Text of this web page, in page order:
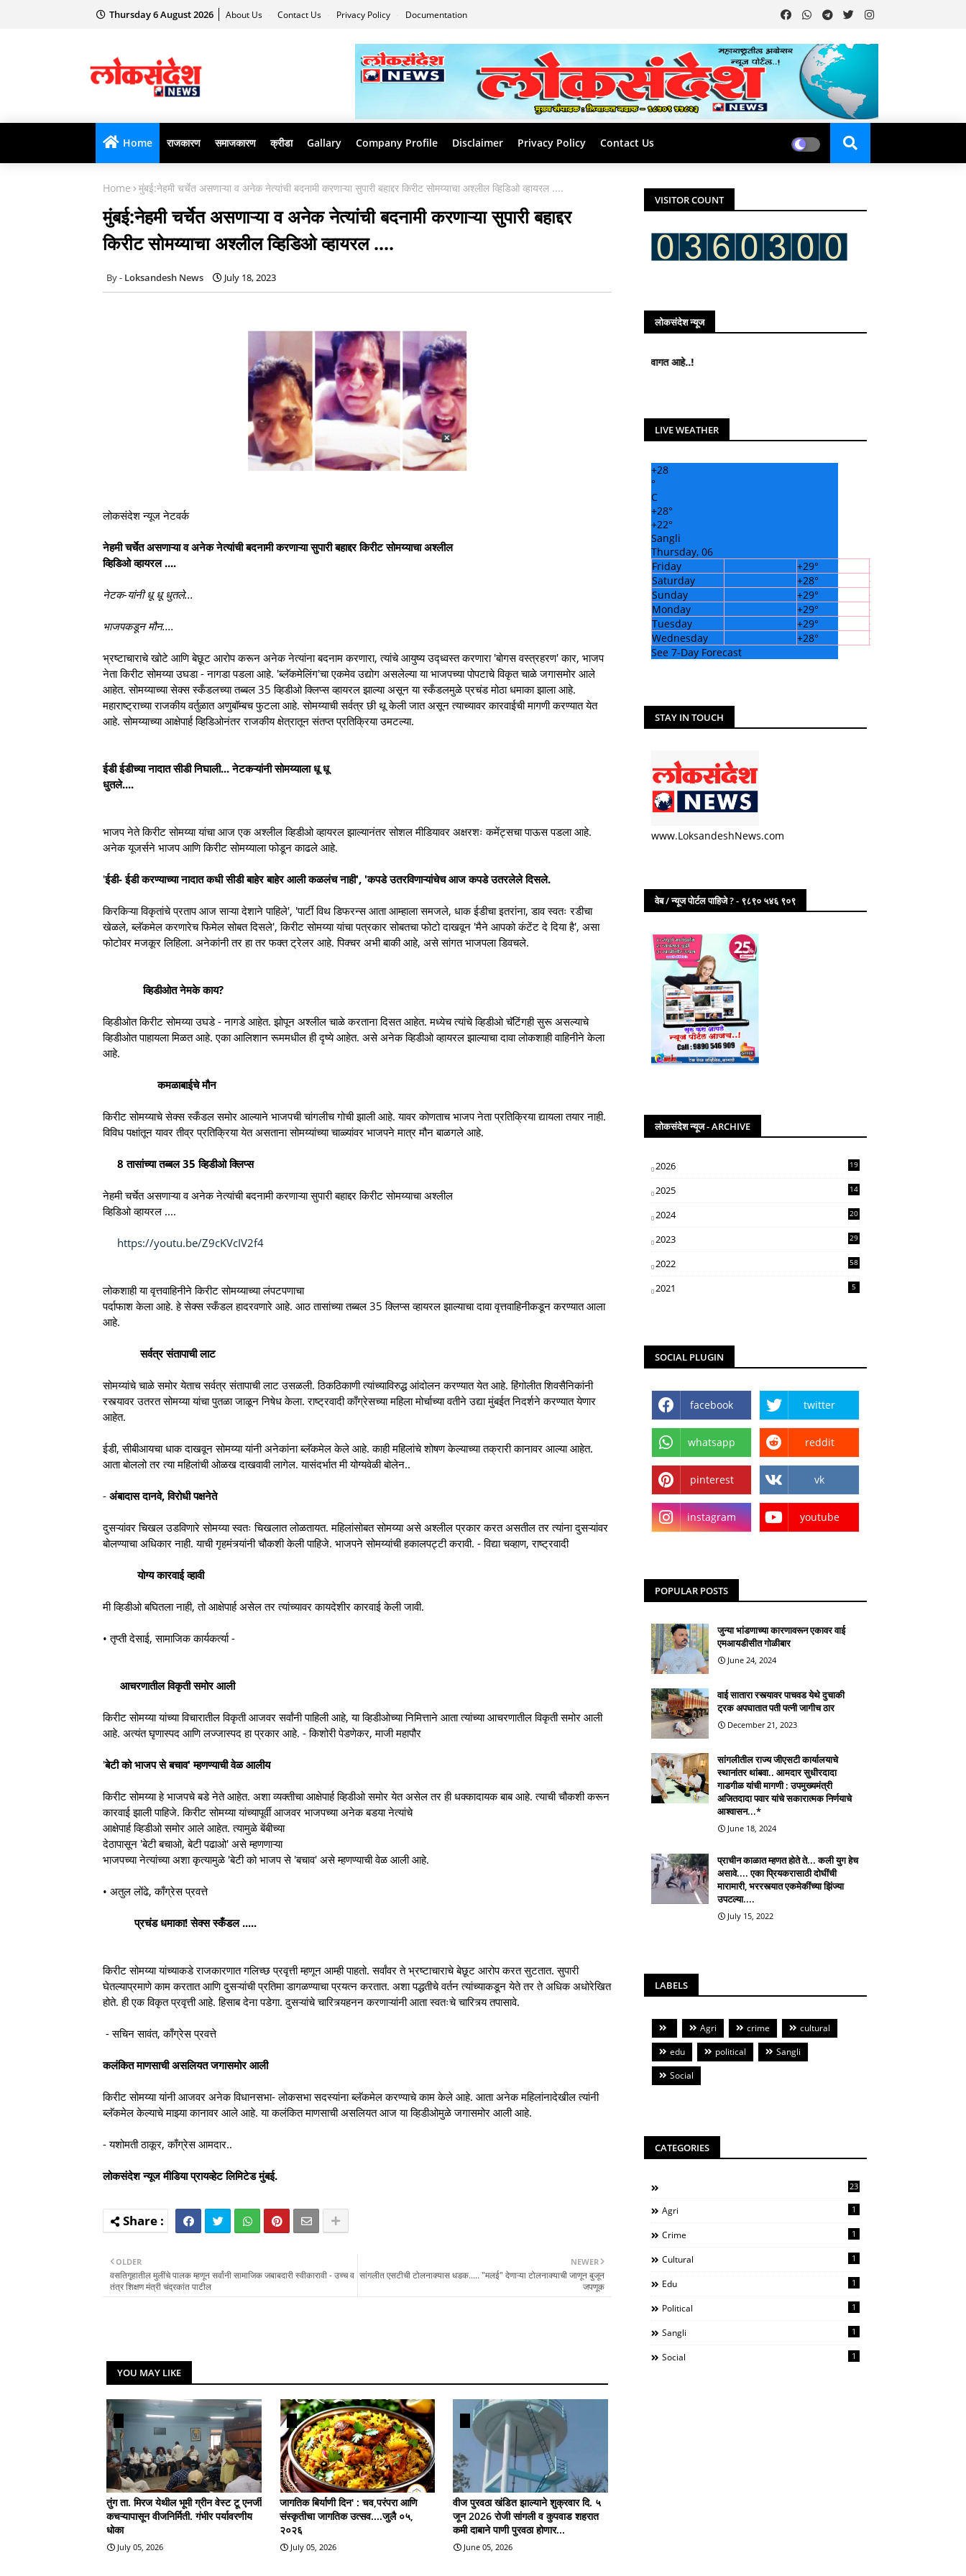
Thursday 6 August 2026 About Us Contact Us Privacy Policy Documentation
Home राजकारण समाजकारण क्रीडा Gallary Company Profile Disclaimer Privacy Policy Contact Us
Home मुंबई:नेहमी चर्चेत असणाऱ्या व अनेक नेत्यांची बदनामी करणाऱ्या सुपारी बहाद्दर किरीट सोमय्याचा अश्लील व्हिडिओ व्हायरल ....
मुंबई:नेहमी चर्चेत असणाऱ्या व अनेक नेत्यांची बदनामी करणाऱ्या सुपारी बहाद्दर
किरीट सोमय्याचा अश्लील व्हिडिओ व्हायरल ....
Loksandesh News July 18, 2023
लोकसंदेश न्यूज नेटवर्क
नेहमी चर्चेत असणाऱ्या व अनेक नेत्यांची बदनामी करणाऱ्या सुपारी बहाद्दर किरीट सोमय्याचा अश्लील
व्हिडिओ व्हायरल ....
नेटक-यांनी धू धू धुतले...
भाजपकडून मौन....
भ्रष्टाचाराचे खोटे आणि बेछूट आरोप करून अनेक नेत्यांना बदनाम करणारा, त्यांचे आयुष्य उद्ध्वस्त करणारा 'बोगस वस्त्रहरण' कार, भाजप
नेता किरीट सोमय्या उघडा - नागडा पडला आहे. 'ब्लॅकमेलिंग'चा एकमेव उद्योग असलेल्या या भाजपच्या पोपटाचे विकृत चाळे जगासमोर आले
आहेत. सोमय्याच्या सेक्स स्कँडलच्या तब्बल 35 व्हिडीओ क्लिप्स व्हायरल झाल्या असून या स्कँडलमुळे प्रचंड मोठा धमाका झाला आहे.
महाराष्ट्राच्या राजकीय वर्तुळात अणुबॉम्बच फुटला आहे. सोमय्याची सर्वत्र छी थू केली जात असून त्याच्यावर कारवाईची मागणी करण्यात येत
आहे. सोमय्याच्या आक्षेपार्ह व्हिडिओनंतर राजकीय क्षेत्रातून संतप्त प्रतिक्रिया उमटल्या.
ईडी ईडीच्या नादात सीडी निघाली... नेटकऱ्यांनी सोमय्याला धू धू
धुतले....
भाजप नेते किरीट सोमय्या यांचा आज एक अश्लील व्हिडीओ व्हायरल झाल्यानंतर सोशल मीडियावर अक्षरशः कमेंट्सचा पाऊस पडला आहे.
अनेक यूजर्सने भाजप आणि किरीट सोमय्याला फोडून काढले आहे.
'ईडी- ईडी करण्याच्या नादात कधी सीडी बाहेर बाहेर आली कळलंच नाही', 'कपडे उतरविणाऱ्यांचेच आज कपडे उतरलेले दिसले.
किरकिऱ्या विकृतांचे प्रताप आज साऱ्या देशाने पाहिले', 'पार्टी विथ डिफरन्स आता आम्हाला समजले, धाक ईडीचा इतरांना, डाव स्वतः रडीचा
खेळले, ब्लॅकमेल करणारेच फिमेल सोबत दिसले', किरीट सोमय्या यांचा पत्रकार सोबतचा फोटो दाखवून 'मैने आपको कंटेंट दे दिया है', असा
फोटोवर मजकूर लिहिला. अनेकांनी तर हा तर फक्त ट्रेलर आहे. पिक्चर अभी बाकी आहे, असे सांगत भाजपला डिवचले.
व्हिडीओत नेमके काय?
व्हिडीओत किरीट सोमय्या उघडे - नागडे आहेत. झोपून अश्लील चाळे करताना दिसत आहेत. मध्येच त्यांचे व्हिडीओ चॅटिंगही सुरू असल्याचे
व्हिडीओत पाहायला मिळत आहे. एका आलिशान रूममधील ही दृष्ये आहेत. असे अनेक व्हिडीओ व्हायरल झाल्याचा दावा लोकशाही वाहिनीने केला
आहे.
कमळाबाईचे मौन
किरीट सोमय्याचे सेक्स स्कँडल समोर आल्याने भाजपची चांगलीच गोची झाली आहे. यावर कोणताच भाजप नेता प्रतिक्रिया द्यायला तयार नाही.
विविध पक्षांतून यावर तीव्र प्रतिक्रिया येत असताना सोमय्यांच्या चाळ्यांवर भाजपने मात्र मौन बाळगले आहे.
8 तासांच्या तब्बल 35 व्हिडीओ क्लिप्स
नेहमी चर्चेत असणाऱ्या व अनेक नेत्यांची बदनामी करणाऱ्या सुपारी बहाद्दर किरीट सोमय्याचा अश्लील
व्हिडिओ व्हायरल ....
https://youtu.be/Z9cKVcIV2f4
लोकशाही या वृत्तवाहिनीने किरीट सोमय्याच्या लंपटपणाचा
पर्दाफाश केला आहे. हे सेक्स स्कँडल हादरवणारे आहे. आठ तासांच्या तब्बल 35 क्लिप्स व्हायरल झाल्याचा दावा वृत्तवाहिनीकडून करण्यात आला
आहे.
सर्वत्र संतापाची लाट
सोमय्यांचे चाळे समोर येताच सर्वत्र संतापाची लाट उसळली. ठिकठिकाणी त्यांच्याविरुद्ध आंदोलन करण्यात येत आहे. हिंगोलीत शिवसैनिकांनी
रस्त्यावर उतरत सोमय्या यांचा पुतळा जाळून निषेध केला. राष्ट्रवादी काँग्रेसच्या महिला मोर्चाच्या वतीने उद्या मुंबईत निदर्शने करण्यात येणार
आहेत.
ईडी, सीबीआयचा धाक दाखवून सोमय्या यांनी अनेकांना ब्लॅकमेल केले आहे. काही महिलांचे शोषण केल्याच्या तक्रारी कानावर आल्या आहेत.
आता बोललो तर त्या महिलांची ओळख दाखवावी लागेल. यासंदर्भात मी योग्यवेळी बोलेन..
- अंबादास दानवे, विरोधी पक्षनेते
दुसऱ्यांवर चिखल उडविणारे सोमय्या स्वतः चिखलात लोळतायत. महिलांसोबत सोमय्या असे अश्लील प्रकार करत असतील तर त्यांना दुसऱ्यांवर
बोलण्याचा अधिकार नाही. याची गृहमंत्र्यांनी चौकशी केली पाहिजे. भाजपने सोमय्यांची हकालपट्टी करावी. - विद्या चव्हाण, राष्ट्रवादी
योग्य कारवाई व्हावी
मी व्हिडीओ बघितला नाही, तो आक्षेपार्ह असेल तर त्यांच्यावर कायदेशीर कारवाई केली जावी.
• तृप्ती देसाई, सामाजिक कार्यकर्त्या -
आचरणातील विकृती समोर आली
किरीट सोमय्या यांच्या विचारातील विकृती आजवर सर्वांनी पाहिली आहे, या व्हिडीओच्या निमित्ताने आता त्यांच्या आचरणातील विकृती समोर आली
आहे. अत्यंत घृणास्पद आणि लज्जास्पद हा प्रकार आहे. - किशोरी पेडणेकर, माजी महापौर
'बेटी को भाजप से बचाव' म्हणण्याची वेळ आलीय
किरीट सोमय्या हे भाजपचे बडे नेते आहेत. अशा व्यक्तीचा आक्षेपार्ह व्हिडीओ समोर येत असेल तर ही धक्कादायक बाब आहे. त्याची चौकशी करून
कारवाई झाली पाहिजे. किरीट सोमय्या यांच्यापूर्वी आजवर भाजपच्या अनेक बडया नेत्यांचे
आक्षेपार्ह व्हिडीओ समोर आले आहेत. त्यामुळे बेंबीच्या
देठापासून 'बेटी बचाओ, बेटी पढाओ' असे म्हणणाऱ्या
भाजपच्या नेत्यांच्या अशा कृत्यामुळे 'बेटी को भाजप से 'बचाव' असे म्हणण्याची वेळ आली आहे.
• अतुल लोंढे, काँग्रेस प्रवत्ते
प्रचंड धमाका! सेक्स स्कँडल .....
किरीट सोमय्या यांच्याकडे राजकारणात गलिच्छ प्रवृत्ती म्हणून आम्ही पाहतो. सर्वांवर ते भ्रष्टाचाराचे बेछूट आरोप करत सुटतात. सुपारी
घेतल्याप्रमाणे काम करतात आणि दुसऱ्यांची प्रतिमा डागळण्याचा प्रयत्न करतात. अशा पद्धतीचे वर्तन त्यांच्याकडून येते तर ते अधिक अधोरेखित
होते. ही एक विकृत प्रवृत्ती आहे. हिसाब देना पडेगा. दुसऱ्यांचे चारित्र्यहनन करणाऱ्यांनी आता स्वतःचे चारित्र्य तपासावे.
- सचिन सावंत, काँग्रेस प्रवत्ते
कलंकित माणसाची असलियत जगासमोर आली
किरीट सोमय्या यांनी आजवर अनेक विधानसभा- लोकसभा सदस्यांना ब्लॅकमेल करण्याचे काम केले आहे. आता अनेक महिलांनादेखील त्यांनी
ब्लॅकमेल केल्याचे माझ्या कानावर आले आहे. या कलंकित माणसाची असलियत आज या व्हिडीओमुळे जगासमोर आली आहे.
- यशोमती ठाकूर, काँग्रेस आमदार..
लोकसंदेश न्यूज मीडिया प्रायव्हेट लिमिटेड मुंबई.
NEWER
सांगलीत एसटीची टोलनाक्यास धडक..... "मलई" देणाऱ्या टोलनाक्याची जाणून बुजून
जपणूक
OLDER
वसतिगृहातील मुलींचे पालक म्हणून सर्वांनी सामाजिक जबाबदारी स्वीकारावी - उच्च व
तंत्र शिक्षण मंत्री चंद्रकांत पाटील
YOU MAY LIKE
तुंग ता. मिरज येथील भूमी ग्रीन वेस्ट टू एनर्जी
कचऱ्यापासून वीजनिर्मिती. गंभीर पर्यावरणीय
धोका
July 05, 2026
जागतिक बिर्याणी दिन' : चव,परंपरा आणि
संस्कृतीचा जागतिक उत्सव....जुलै ०५,
२०२६
July 05, 2026
वीज पुरवठा खंडित झाल्याने शुक्रवार दि. ५
जून 2026 रोजी सांगली व कुपवाड शहरात
कमी दाबाने पाणी पुरवठा होणार...
June 05, 2026
VISITOR COUNT
लोकसंदेश न्यूज
LIVE WEATHER
+28
°
C
+28°
+22°
Sangli
Thursday, 06
Friday
+29° +
Saturday
+28° +
Sunday
+29° +
Monday
+29° +
Tuesday
+29° +
Wednesday
+28° +
See 7-Day Forecast
STAY IN TOUCH
www.LoksandeshNews.com
वेब / न्यूज पोर्टल पाहिजे ? - ९८९० ५४६ ९०९
लोकसंदेश न्यूज - ARCHIVE
2026 19
2025
14
2024
20
2023
29
2022
58
2021 5
SOCIAL PLUGIN
facebook twitter
whatsapp reddit
pinterest vk
instagram youtube
POPULAR POSTS
जुन्या भांडणाच्या कारणावरून एकावर वाई
एमआयडीसीत गोळीबार
June 24, 2024
वाई सातारा रस्त्यावर पाचवड येथे दुचाकी
ट्रक अपघातात पती पत्नी जागीच ठार
December 21, 2023
सांगलीतील राज्य जीएसटी कार्यालयाचे
स्थानांतर थांबवा.. आमदार सुधीरदादा
गाडगीळ यांची मागणी : उपमुख्यमंत्री
अजितदादा पवार यांचे सकारात्मक निर्णयाचे
आश्वासन...*
June 18, 2024
प्राचीन काळात म्हणत होते ते... कली युग हेच
असावे.... एका प्रियकरासाठी दोघींची
मारामारी, भररस्त्यात एकमेकींच्या झिंज्या
उपटल्या....
July 15, 2022
LABELS
Agri crime
cultural
edu
political
Sangli
Social
CATEGORIES
23
Agri 1
Crime 1
Cultural 1
Edu 1
Political 1
Sangli 1
Social 1